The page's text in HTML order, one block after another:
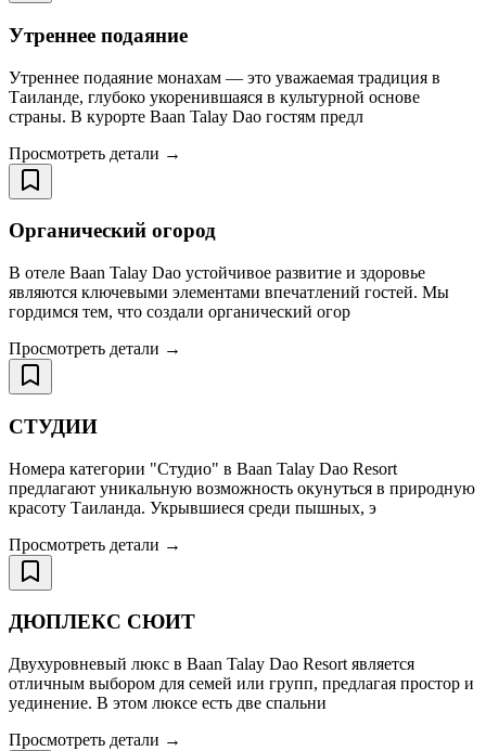
Утреннее подаяние
Утреннее подаяние монахам — это уважаемая традиция в
Таиланде, глубоко укоренившаяся в культурной основе
страны. В курорте Baan Talay Dao гостям предл
Просмотреть детали →
Органический огород
В отеле Baan Talay Dao устойчивое развитие и здоровье
являются ключевыми элементами впечатлений гостей. Мы
гордимся тем, что создали органический огор
Просмотреть детали →
СТУДИИ
Номера категории "Студио" в Baan Talay Dao Resort
предлагают уникальную возможность окунуться в природную
красоту Таиланда. Укрывшиеся среди пышных, э
Просмотреть детали →
ДЮПЛЕКС СЮИТ
Двухуровневый люкс в Baan Talay Dao Resort является
отличным выбором для семей или групп, предлагая простор и
уединение. В этом люксе есть две спальни
Просмотреть детали →